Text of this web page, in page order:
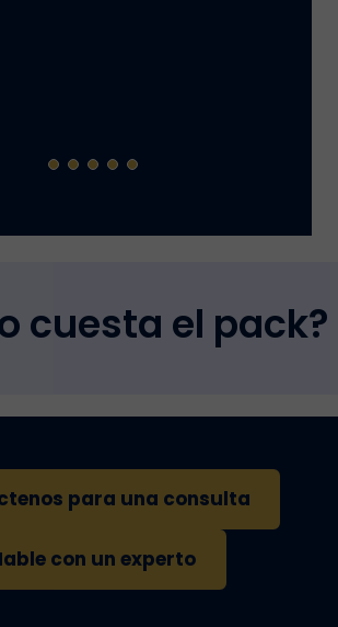
cuesta el pack?
para una consulta
con un experto